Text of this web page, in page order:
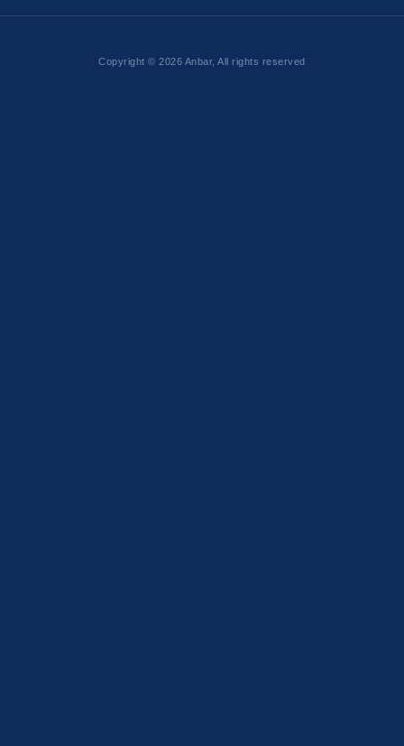
Copyright © 2026 Anbar, All rights reserved